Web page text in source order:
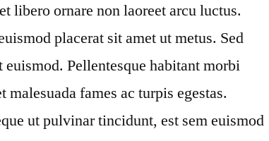
libero ornare non laoreet arcu luctus.
placerat sit amet ut metus. Sed
Pellentesque habitant morbi
malesuada fames ac turpis egestas.
ut pulvinar tincidunt, est sem euismod